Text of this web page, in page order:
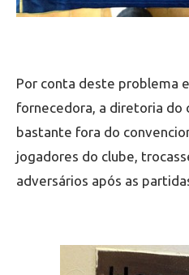
Por conta deste problema
fornecedora, a diretoria do
bastante fora do
jogadores do clube,
adversários após as